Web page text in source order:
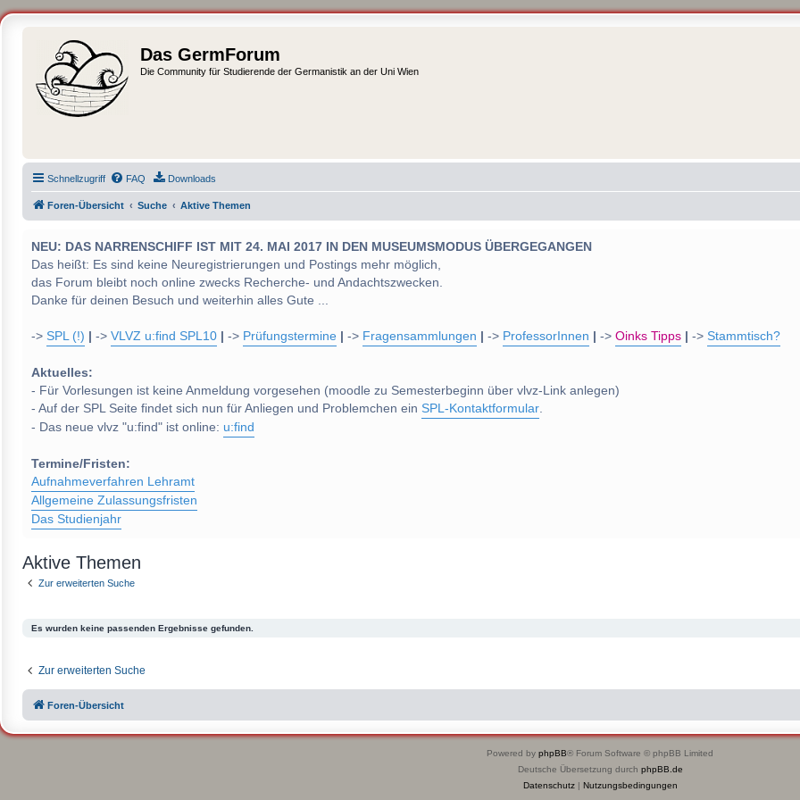
Das GermForum
Die Community für Studierende der Germanistik an der Uni Wien
Schnellzugriff FAQ Downloads
Foren-Übersicht Suche Aktive Themen
NEU: DAS NARRENSCHIFF IST MIT 24. MAI 2017 IN DEN MUSEUMSMODUS ÜBERGEGANGEN
Das heißt: Es sind keine Neuregistrierungen und Postings mehr möglich,
das Forum bleibt noch online zwecks Recherche- und Andachtszwecken.
Danke für deinen Besuch und weiterhin alles Gute ...
-> SPL (!) -> VLVZ u:find SPL10 -> Prüfungstermine -> Fragensammlungen -> ProfessorInnen -> Oinks Tipps -> Stammtisch?
Aktuelles:
- Für Vorlesungen ist keine Anmeldung vorgesehen (moodle zu Semesterbeginn über vlvz-Link anlegen)
- Auf der SPL Seite findet sich nun für Anliegen und Problemchen ein SPL-Kontaktformular.
- Das neue vlvz "u:find" ist online: u:find
Termine/Fristen:
Aufnahmeverfahren Lehramt
Allgemeine Zulassungsfristen
Das Studienjahr
Aktive Themen
Zur erweiterten Suche
Es wurden keine passenden Ergebnisse gefunden.
Zur erweiterten Suche
Foren-Übersicht
Powered by phpBB® Forum Software © phpBB Limited
Deutsche Übersetzung durch phpBB.de
Datenschutz| Nutzungsbedingungen